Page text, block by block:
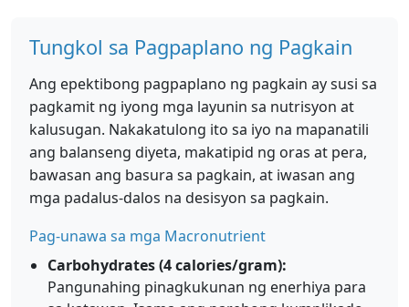
Tungkol sa Pagpaplano ng Pagkain
Ang epektibong pagpaplano ng pagkain ay susi sa
pagkamit ng iyong mga layunin sa nutrisyon at
kalusugan. Nakakatulong ito sa iyo na mapanatili
ang balanseng diyeta, makatipid ng oras at pera,
bawasan ang basura sa pagkain, at iwasan ang
mga padalus-dalos na desisyon sa pagkain.
Pag-unawa sa mga Macronutrient
Carbohydrates (4 calories/gram):
Pangunahing pinagkukunan ng enerhiya para